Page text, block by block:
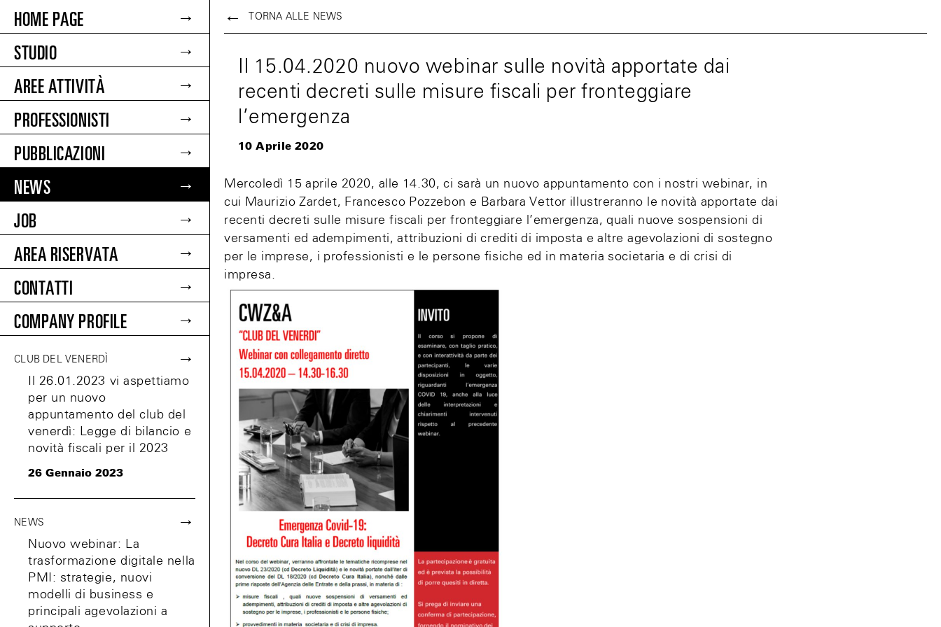
HOME PAGE
STUDIO
AREE ATTIVITÀ
PROFESSIONISTI
PUBBLICAZIONI
NEWS
JOB
AREA RISERVATA
CONTATTI
COMPANY PROFILE
CLUB DEL VENERDÌ
Il 26.01.2023 vi aspettiamo
per un nuovo
appuntamento del club del
venerdì: Legge di bilancio e
novità fiscali per il 2023
26 Gennaio 2023
NEWS
Nuovo webinar: La
trasformazione digitale nella
PMI: strategie, nuovi
modelli di business e
principali agevolazioni a
TORNA ALLE NEWS
Il 15.04.2020 nuovo webinar sulle novità apportate dai
recenti decreti sulle misure fiscali per fronteggiare
l’emergenza
10 Aprile 2020
Mercoledì 15 aprile 2020, alle 14.30, ci sarà un nuovo appuntamento con i nostri webinar, in
cui Maurizio Zardet, Francesco Pozzebon e Barbara Vettor illustreranno le novità apportate dai
recenti decreti sulle misure fiscali per fronteggiare l’emergenza, quali nuove sospensioni di
versamenti ed adempimenti, attribuzioni di crediti di imposta e altre agevolazioni di sostegno
per le imprese, i professionisti e le persone fisiche ed in materia societaria e di crisi di
impresa.